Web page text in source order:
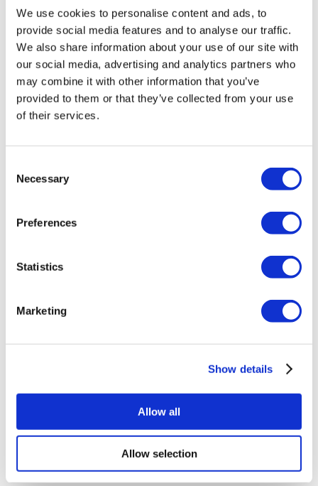
We use cookies to personalise content and ads, to
provide social media features and to analyse our traffic.
We also share information about your use of our site with
our social media, advertising and analytics partners who
may combine it with other information that you’ve
provided to them or that they’ve collected from your use
of their services.
Selection
Necessary
Preferences
Statistics
Marketing
Show details
Allow all
Allow selection
durchgeführt.
Wie es Funktioniert
Vor-Op Leitfaden
Autoren & Gutachter
Flymedi Empfehlungsprogramm
Zahlungsplaene
FAQ
Allgemeine Geschäftsbedingungen
Ihre Klinik hinzufügen
Thailand Kliniken
Hungary Kliniken